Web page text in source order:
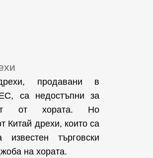
продавани в
са недостъпни за
от хората. Но
Китай дрехи, които са
търговски
на хората.